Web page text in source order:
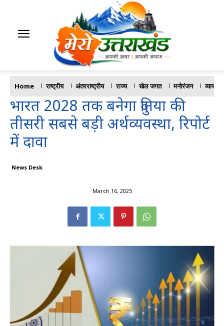
Home राष्ट्रीय अंतरराष्ट्रीय राज्य खेल जगत मनोरंजन व्यापार
भारत 2028 तक बनेगा दुनिया की
तीसरी सबसे बड़ी अर्थव्यवस्था, रिपोर्ट
में दावा
News Desk
March 16, 2025